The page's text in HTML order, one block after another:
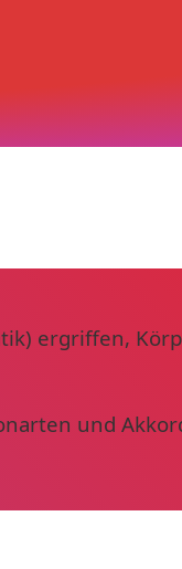
ergriffen,
und